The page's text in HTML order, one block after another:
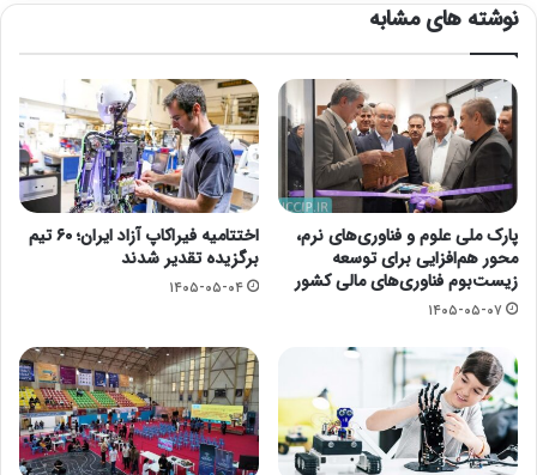
نوشته های مشابه
پارک ملی علوم و فناوری‌های نرم،
محور هم‌افزایی برای توسعه
زیست‌بوم فناوری‌های مالی کشور
۱۴۰۵-۰۵-۰۷
اختتامیه فیراکاپ آزاد ایران؛ ۶۰ تیم
برگزیده تقدیر شدند
۱۴۰۵-۰۵-۰۴